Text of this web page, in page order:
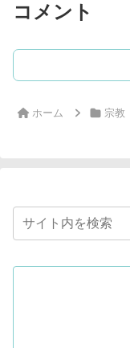
コメント
ホーム 宗教